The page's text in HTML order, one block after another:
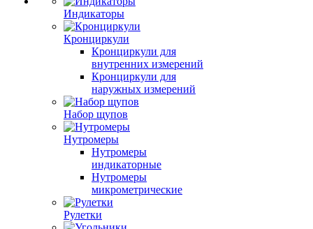
Индикаторы
Кронциркули
Кронциркули для
внутренних измерений
Кронциркули для
наружных измерений
Набор щупов
Нутромеры
Нутромеры
индикаторные
Нутромеры
микрометрические
Рулетки